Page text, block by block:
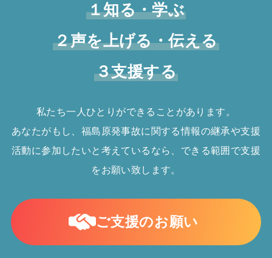
１知る・学ぶ
２声を上げる・伝える
３支援する
私たち一人ひとりができることがあります。
あなたがもし、福島原発事故に関する情報の継承や支援
活動に参加したいと考えているなら、できる範囲で支援
をお願い致します。
ご支援のお願い